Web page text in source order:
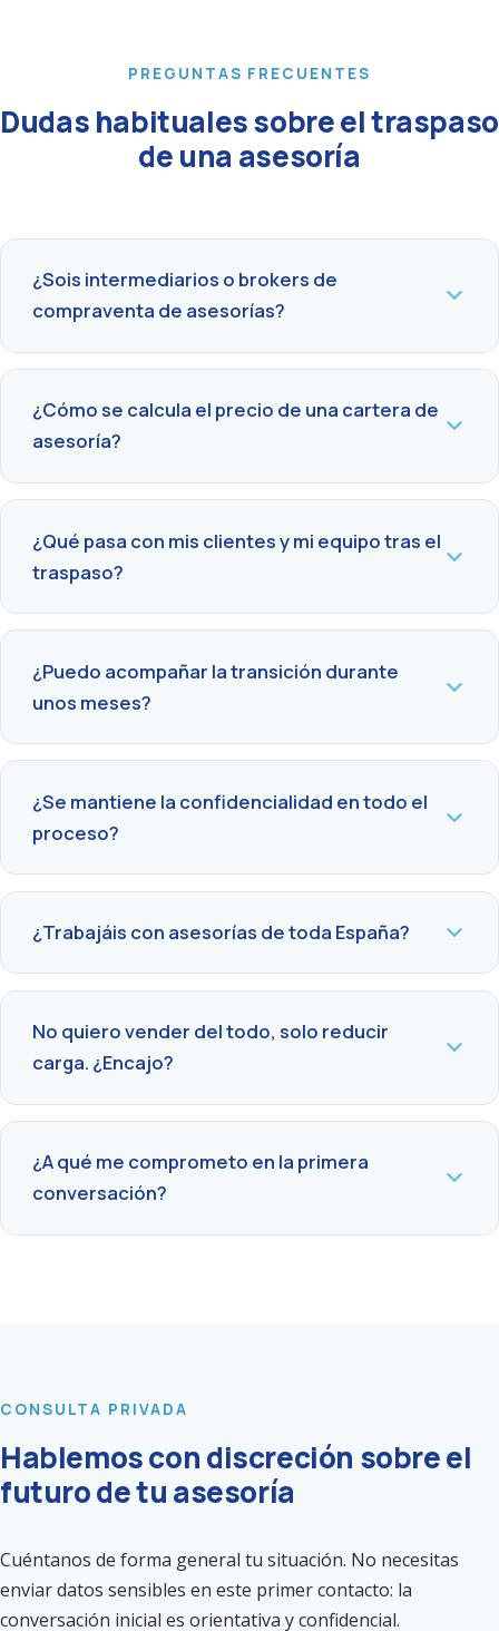
PREGUNTAS FRECUENTES
Dudas habituales sobre el traspaso
de una asesoría
¿Sois intermediarios o brokers de
compraventa de asesorías?
¿Cómo se calcula el precio de una cartera de
asesoría?
¿Qué pasa con mis clientes y mi equipo tras el
traspaso?
¿Puedo acompañar la transición durante
unos meses?
¿Se mantiene la confidencialidad en todo el
proceso?
¿Trabajáis con asesorías de toda España?
No quiero vender del todo, solo reducir
carga. ¿Encajo?
¿A qué me comprometo en la primera
conversación?
CONSULTA PRIVADA
Hablemos con discreción sobre el
futuro de tu asesoría
Cuéntanos de forma general tu situación. No necesitas
enviar datos sensibles en este primer contacto: la
conversación inicial es orientativa y confidencial.